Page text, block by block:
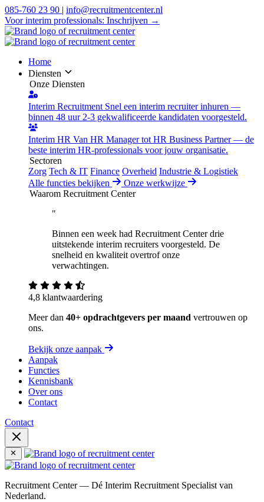
085-760 23 90 | info@recruitmentcenter.nl
Voor interim professionals: Inschrijven →
Home
Diensten
Onze Diensten
Interim Recruitment Snel een interim recruiter inhuren —
binnen 48 uur 2-3 gekwalificeerde kandidaten voorgesteld.
Interim HR Van HR Manager tot HR Business Partner — de
beste interim HR-professionals voor jouw organisatie.
Sectoren
Zorg Tech & IT Finance Overheid Industrie & Logistiek
Alle functies bekijken
Onze werkwijze
Waarom Recruitment Center
"
Binnen een week had Recruitment Center drie
uitstekende interim recruiters voorgesteld. De
snelheid en kwaliteit overtrof onze
verwachtingen.
4,8 klantwaardering
Meer dan 40+ opdrachtgevers per maand vertrouwen op
ons.
Bekijk onze aanpak
Aanpak
Functies
Kennisbank
Over ons
Contact
Contact
Recruitment Center — Dé Interim Recruitment Specialist van
Nederland.